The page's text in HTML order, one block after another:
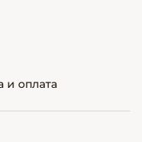
и оплата